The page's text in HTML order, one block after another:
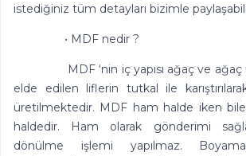
istediğiniz tüm detayları bizimle
• MDF nedir ?
MDF ‘nin iç yapısı ağaç ve
elde edilen liflerin tutkal ile
üretilmektedir. MDF ham halde iken
haldedir. Ham olarak gönderimi
dönülme işlemi yapılmaz.